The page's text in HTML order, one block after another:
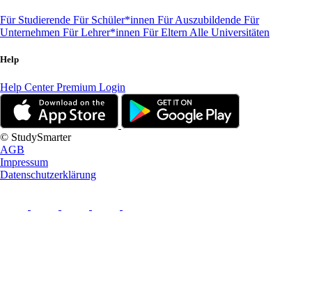
Für Studierende Für Schüler*innen Für Auszubildende Für
Unternehmen Für Lehrer*innen Für Eltern Alle Universitäten
Help
Help CenterPremium Login
© StudySmarter
AGB
Impressum
Datenschutzerklärung